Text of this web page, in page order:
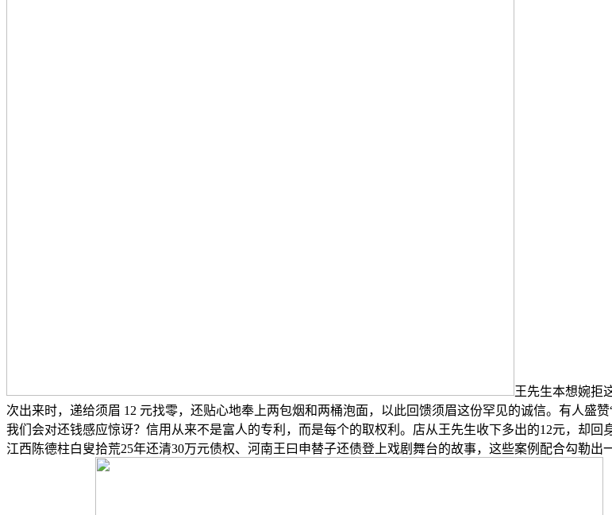
王先生本想婉拒
次出来时，递给须眉 12 元找零，还贴心地奉上两包烟和两桶泡面，以此回馈须眉这份罕见的诚信。有人盛
我们会对还钱感应惊讶？信用从来不是富人的专利，而是每个的取权利。店从王先生收下多出的12元，却
江西陈德柱白叟拾荒25年还清30万元债权、河南王曰申替子还债登上戏剧舞台的故事，这些案例配合勾勒